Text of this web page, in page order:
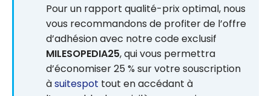
Pour un rapport qualité-prix optimal, nous
vous recommandons de profiter de l’offre
d’adhésion avec notre code exclusif
MILESOPEDIA25, qui vous permettra
d’économiser 25 % sur votre souscription
àsuitespot tout en accédant à